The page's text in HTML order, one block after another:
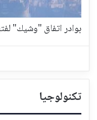
بوادر اتفاق "وشيك"
تكنولوجيا